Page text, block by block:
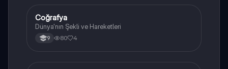
Coğrafya
Coğrafya
Dünya'nın Şekli ve Hareketleri
9 80 4